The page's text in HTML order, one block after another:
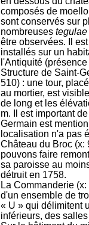
composés de
sont conservés sur
nombreuses tegulae
être observées. Il
installés sur un
l'Antiquité
Structure de Saint-
510) : une tour,
au mortier, est
de long et les
m. Il est important
Germain est
localisation n'a pas
Château du Broc(x:
pouvons faire
sa paroisse au
détruit en 1758.
La Commanderie(x:
d'un ensemble de
« U » qui délimitent
inférieurs, des